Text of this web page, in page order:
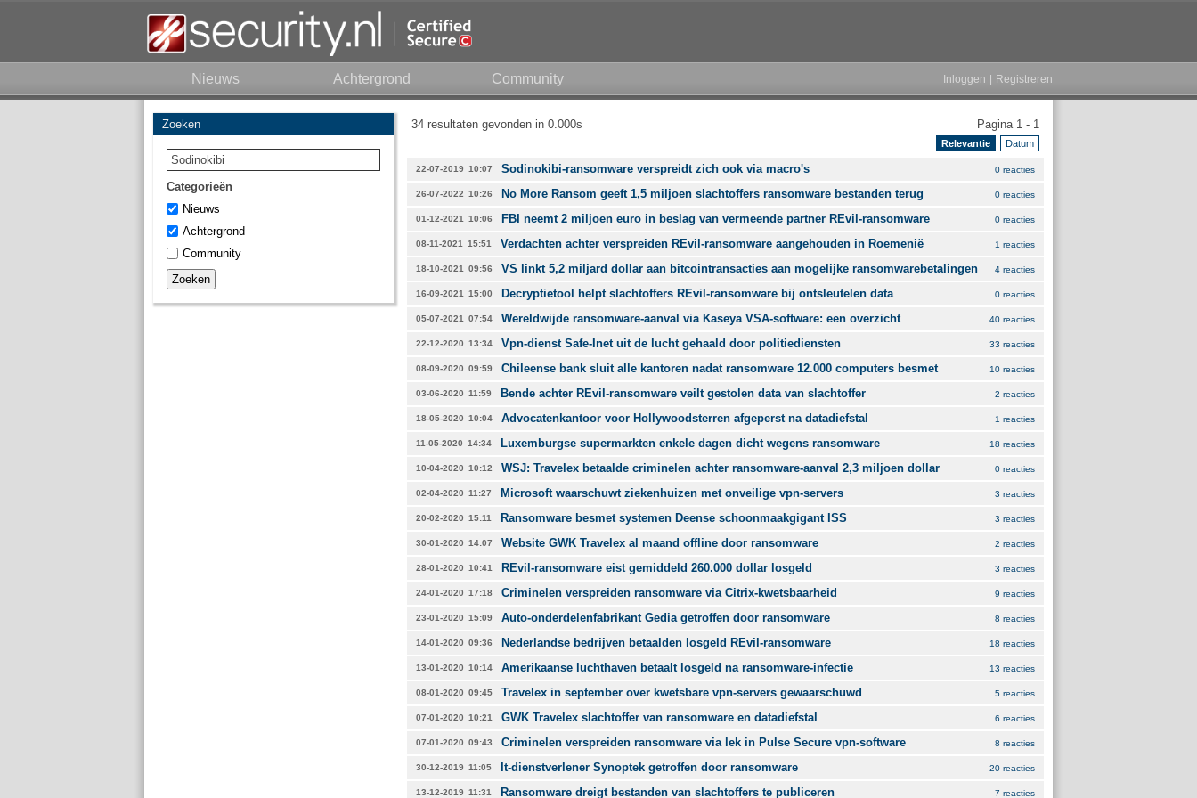
Nieuws Achtergrond Community Inloggen Registreren
Zoeken
Categorieën
Nieuws
Achtergrond
Community
34 resultaten gevonden in 0.000s Pagina 1 - 1
Relevantie Datum
22-07-2019 10:07 0 reacties
Sodinokibi-ransomware verspreidt zich ook via macro's
26-07-2022 10:26 0 reacties
No More Ransom geeft 1,5 miljoen slachtoffers ransomware bestanden terug
01-12-2021 10:06 0 reacties
FBI neemt 2 miljoen euro in beslag van vermeende partner REvil-ransomware
08-11-2021 15:51 1 reacties
Verdachten achter verspreiden REvil-ransomware aangehouden in Roemenië
18-10-2021 09:56 4 reacties
VS linkt 5,2 miljard dollar aan bitcointransacties aan mogelijke ransomwarebetalingen
16-09-2021 15:00 0 reacties
Decryptietool helpt slachtoffers REvil-ransomware bij ontsleutelen data
05-07-2021 07:54 40 reacties
Wereldwijde ransomware-aanval via Kaseya VSA-software: een overzicht
22-12-2020 13:34 33 reacties
Vpn-dienst Safe-Inet uit de lucht gehaald door politiediensten
08-09-2020 09:59 10 reacties
Chileense bank sluit alle kantoren nadat ransomware 12.000 computers besmet
03-06-2020 11:59 2 reacties
Bende achter REvil-ransomware veilt gestolen data van slachtoffer
18-05-2020 10:04 1 reacties
Advocatenkantoor voor Hollywoodsterren afgeperst na datadiefstal
11-05-2020 14:34 18 reacties
Luxemburgse supermarkten enkele dagen dicht wegens ransomware
10-04-2020 10:12 0 reacties
WSJ: Travelex betaalde criminelen achter ransomware-aanval 2,3 miljoen dollar
02-04-2020 11:27 3 reacties
Microsoft waarschuwt ziekenhuizen met onveilige vpn-servers
20-02-2020 15:11 3 reacties
Ransomware besmet systemen Deense schoonmaakgigant ISS
30-01-2020 14:07 2 reacties
Website GWK Travelex al maand offline door ransomware
28-01-2020 10:41 3 reacties
REvil-ransomware eist gemiddeld 260.000 dollar losgeld
24-01-2020 17:18 9 reacties
Criminelen verspreiden ransomware via Citrix-kwetsbaarheid
23-01-2020 15:09 8 reacties
Auto-onderdelenfabrikant Gedia getroffen door ransomware
14-01-2020 09:36 18 reacties
Nederlandse bedrijven betaalden losgeld REvil-ransomware
13-01-2020 10:14 13 reacties
Amerikaanse luchthaven betaalt losgeld na ransomware-infectie
08-01-2020 09:45 5 reacties
Travelex in september over kwetsbare vpn-servers gewaarschuwd
07-01-2020 10:21 6 reacties
GWK Travelex slachtoffer van ransomware en datadiefstal
07-01-2020 09:43 8 reacties
Criminelen verspreiden ransomware via lek in Pulse Secure vpn-software
30-12-2019 11:05 20 reacties
It-dienstverlener Synoptek getroffen door ransomware
13-12-2019 11:31 7 reacties
Ransomware dreigt bestanden van slachtoffers te publiceren